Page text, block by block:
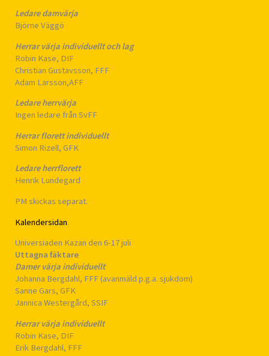
Ledare damvärja
Björne Väggö
Herrar värja individuellt och lag
Robin Kase, DIF
Christian Gustavsson, FFF
Adam Larsson,AFF
Ledare herrvärja
Ingen ledare från SvFF
Herrar florett individuellt
Simon Rizell, GFK
Ledare herrflorett
Henrik Lundegard
PM skickas separat.
Kalendersidan.
Universiaden Kazan den 6-17 juli
Uttagna fäktare
Damer värja individuellt
Johanna Bergdahl, FFF (avanmäld p.g.a. sjukdom)
Sanne Gars, GFK
Jannica Westergård, SSIF
Herrar värja individuellt
Robin Kase, DIF
Erik Bergdahl, FFF